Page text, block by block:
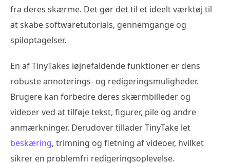
fra deres skærme. Det gør det til et ideelt værktøj til
at skabe softwaretutorials, gennemgange og
spiloptagelser.
En af TinyTakes iøjnefaldende funktioner er dens
robuste annoterings- og redigeringsmuligheder.
Brugere kan forbedre deres skærmbilleder og
videoer ved at tilføje tekst, figurer, pile og andre
anmærkninger. Derudover tillader TinyTake let
beskæring, trimning og fletning af videoer, hvilket
sikrer en problemfri redigeringsoplevelse.